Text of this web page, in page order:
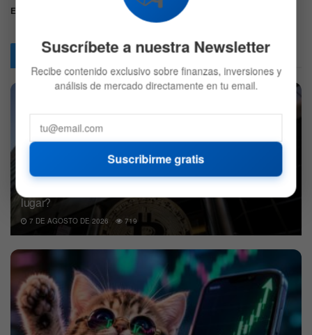
Etiquetas: Bitcoin Regulacion cripto
ArticulosRelacionados
lugar?
7 DE AGOSTO DE 2026 719
Suscríbete a nuestra Newsletter
Recibe contenido exclusivo sobre finanzas, inversiones y
análisis de mercado directamente en tu email.
Suscribirme gratis